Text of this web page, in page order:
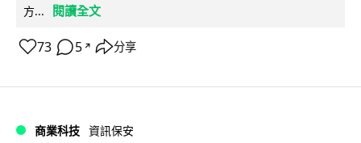
方...
閱讀全文
73 5 ↗ 分享
商業科技 資訊保安